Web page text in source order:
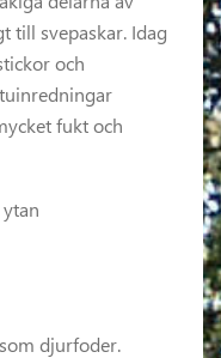
till svepaskar. Idag
och
fukt och
djurfoder.